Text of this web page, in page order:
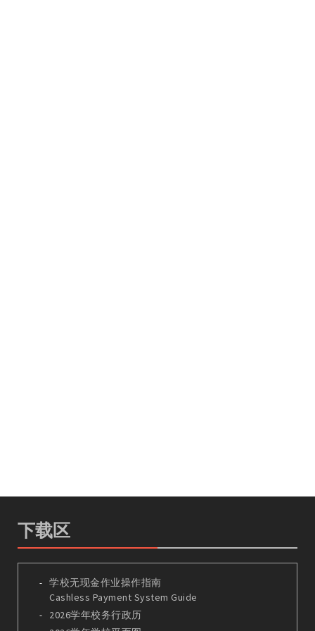
下载区
学校无现金作业操作指南
Cashless Payment System Guide
2026学年校务行政历